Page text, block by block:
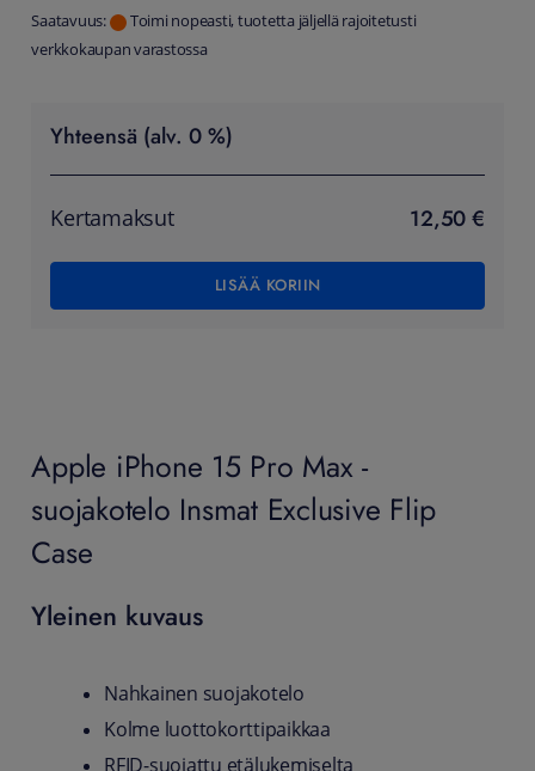
Saatavuus:
Toimi nopeasti, tuotetta jäljellä rajoitetusti
verkkokaupan varastossa
Yhteensä (alv. 0 %)
Kertamaksut 12,50 €
LISÄÄ KORIIN
Apple iPhone 15 Pro Max -
suojakotelo Insmat Exclusive Flip
Case
Yleinen kuvaus
Nahkainen suojakotelo
Kolme luottokorttipaikkaa
RFID-suojattu etälukemiselta